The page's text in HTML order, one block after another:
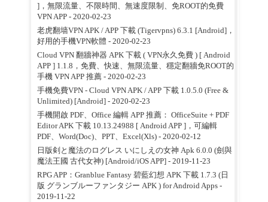
]，無限流量、不限時間、無速度限制、免ROOT的免費
VPN APP- 2020-02-23
老虎翻墙VPN APK / APP 下載 (Tigervpns) 6.3.1 [Android]，
好用的手機VPN軟體 - 2020-02-23
Cloud VPN 翻牆神器 APK 下載 ( VPN永久免費 ) [ Android
APP ] 1.1.8，免費、快速、無限流量、穩定翻牆免ROOT的
手機 VPN APP 推薦- 2020-02-23
手機免費VPN - Cloud VPN APK / APP 下載 1.0.5.0 (Free &
Unlimited) [Android]- 2020-02-23
手機開啟 PDF、Office 編輯 APP 推薦： OfficeSuite + PDF
Editor APK 下載 10.13.24988 [ Android APP ]，可編輯
PDF、Word(Doc)、PPT、Excel(Xls)- 2020-02-12
日版剣と魔法のログレス いにしえの女神 Apk 6.0.0 (劍與
魔法王國 古代女神) [Android/iOS APP]- 2019-11-23
RPG APP：Granblue Fantasy 碧藍幻想 APK 下載 1.7.3 (日
版 グランブルーファンタジー APK ) for Android Apps -
2019-11-22